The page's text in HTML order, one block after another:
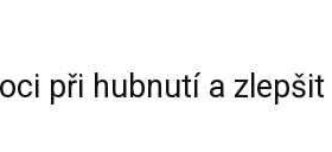
při hubnutí a